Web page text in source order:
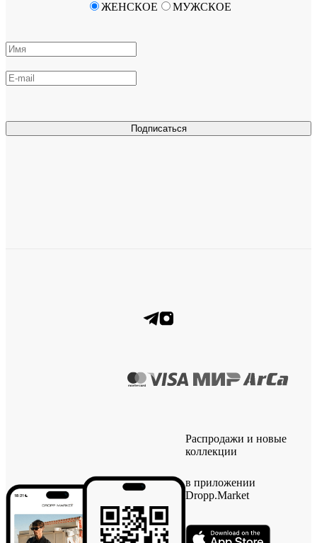
Подписаться
ЖЕНСКОЕ МУЖСКОЕ
Распродажи и новые
коллекции
в приложении
Dropp.Market